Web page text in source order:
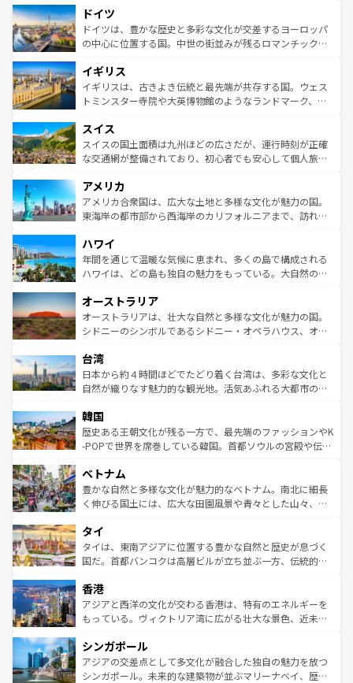
せる。地方によって風土や気候が異なるスペインはその個
性で訪れる人を魅了する。 なお、新着のスペイン情報は コ
ンテンツ一覧を参照してほしい。
で、幅広い魅力が詰まっている。華麗な宮殿、歴史的な大
聖堂、美しいビーチ、そして豊かな自然が、訪れる者を心
から魅了する。また、フランスは美食の国としても知ら
いる。シャンパンの発祥地であるランス、プロヴァンスの
香り高いラベンダー畑など、多彩な楽しみ方が可能だ。さ
らに、パリ以外の地域にも魅力が溢れており、どの街角に
れる地方に足を運ぶとそれぞれで全く異なる文化を体験で
きるだろう。 なお、新着のフランス情報はコンテンツ一覧
を参照してほしい。
ドイツ
ドイツは、豊かな歴史と多彩な文化が交差するヨーロッパ
の中心に位置する国。中世の街並みが残るロマンチック街
顔を持つこの国は、どこを歩いても飽きることがない。ベ
ルリンの文化的活気、バイエルン州のアルプスの絶景、そ
してライン川沿いのワイン畑といった風景は必見。ビール
は、お酒好きな人にはぜひ体験してほしい。 なお、新着の
ドイツ情報はコンテンツ一覧を参照してほしい。
イギリス
イギリスは、古きよき伝統と最先端が共存する国。ウェス
トミンスター寺院や大英博物館のようなランドマーク、歴
リアごとに異なる魅力がある。また、優雅なアフタヌーン
ティー、ビール好きにはたまらない英国パブ、サッカー観
戦など、本場だからこそできる体験も豊富。イギリスを旅
ンツ一覧を参照してほしい。
スイス
スイスの国土面積は九州ほどの広さだが、運行時刻が正確
な交通網が整備されており、初心者でも安心して個人旅行
の建物がそのまま残る町や、スイスならではのユニークな
博物館もあり、アルプス観光だけでなく町歩きも満喫する
ことができる。国民の所得が高いため物価も高いが、旅行
ば市内交通費無料で観光を楽しむこともできる。 なお、新
着のスイス情報はコンテンツ一覧 を参照してほしい。
アメリカ
アメリカ合衆国は、広大な土地と多様な文化が魅力の国。
東海岸の都市部から西海岸のカリフォルニアまで、訪れる
のような巨大都市は、観光、ショッピング、エンターテイ
ンメントが詰まった刺激的なスポットだ。一方、アメリカ
西部には大自然が広がり、グランドキャニオンやイエロー
部のニューオーリンズでは、音楽と美食が融合した独特の
文化が魅力。旅行者はアメリカの各地域で異なる魅力を楽
しみながら、その多様性と豊かな歴史を感じることができ
ならではの贅沢な旅のスタイルだ。 なお、新着のアメリカ
情報はコンテンツ一覧を参照してほしい。
ハワイ
年間を通じて温暖な気候に恵まれ、多くの島で構成される
ハワイは、どの島も独自の魅力をもっている。大自然の神
ワイ島は見逃せない。また、定番の観光地といえばオアフ
島だが、静かな自然を求めるならマウイ島やカウアイ島が
おすすめ。エメラルドグリーンに輝く海をはじめ、豊かな
れるおもてなしの心で訪れる人々を迎えてくれるハワイの
人々、おいしいローカルフードやハワイアンミュージッ
ク、伝統的なフラダンスなど、すべてがハワイの魅力を彩
ワイを、存分に味わってほしい。 なお、新着のハワイ情報
はコンテンツ一覧を参照してほしい。
オーストラリア
オーストラリアは、壮大な自然と多様な文化が魅力の国。
シドニーのシンボルであるシドニー・オペラハウス、オー
リアリーフや大陸中央部にそびえるウルル（エアーズロッ
ク）、タスマニアの美しい原生林やケアンズの熱帯雨林な
ど、見どころがたくさん。また、カフェやワイン、オージ
いる。アクティビティも充実しており、サーフィンやダイ
ビング、ハイキングなど、アウトドア好きにはたまらな
い。オーストラリアの多彩な魅力を存分に味わいつくそ
参照してほしい。
台湾
日本から約４時間ほどでたどり着く台湾は、多彩な文化と
自然が織りなす魅力的な観光地。活気あふれる大都市の台
ン）、静ひつな山岳地帯である台湾東部など、都市の喧騒
と山間の静けさが共存しており、訪れる人に新しい発見と
驚きをもたらしてくれる。また、奥深い台湾の食文化も魅
容にもいいと評判のスイーツなど、バラエティ豊かな料理
が味わえる。 なお、新着の台湾情報は コンテンツ一覧を参
照してほしい。
韓国
歴史ある王朝文化が残る一方で、最先端のファッションやK
-POPで世界を席巻している韓国。首都ソウルの宮殿や伝統
き、地方に足を延ばせば四季折々の自然美を楽しむことが
できる。そして、キムチや焼肉、絶品のストリートフード
まで、さまざまな韓国料理が待っている。夜には、韓国な
リティに包まれながら、韓国の多彩な魅力を心ゆくまで味
わってみてほしい。 なお、新着の韓国情報はコンテンツ一
覧を参照してほしい。
ベトナム
豊かな自然と多様な文化が魅力的なベトナム。南北に細長
く伸びる国土には、広大な田園風景や青々とした山々、世
急速な発展と共に伝統が息づく。ハノイの古い町並みやホ
ーチミン市のフランス統治時代の建物も、独特の雰囲気を
醸し出している。また、バラエティの豊かさとおいしさで
とつ。フォーやバインミー、ベトナムコーヒーなどは、ぜ
ひ現地で味わいたい。どの地域を訪れてもあたたかい人々
が旅行者を迎えてくれるので、きっと忘れられない旅にな
参照してほしい。
タイ
タイは、東南アジアに位置する豊かな自然と歴史が息づく
国だ。首都バンコクは高層ビルが立ち並ぶ一方、伝統的な
の活気が交差している。北部ではチェンマイなどの山岳地
帯で自然と触れ合い、南部ではプーケットやクラビの美し
いビーチでリゾート気分を楽しむことができる。タイ料理
激する。気候は一年中温暖で、どの季節にも異なる楽しみ
が待っている。親しみやすいタイの人々、仏教を中心とし
た文化、そして多様な観光資源が、訪れる旅人を魅了し続
香港
アジアと西洋の文化が交わる香港は、特有のエネルギーを
もっている。ヴィクトリア湾に広がる壮大な景色、近未来
み、どこを訪れても感動するはず。観光スポットが密集し
ており、効率よく見どころを回れるのも魅力。息をのむよ
うな絶景から文化的な体験まで、香港を存分に楽しみ尽く
シンガポール
アジアの交差点として多文化が融合した独自の魅力を放つ
シンガポール。未来的な建築物が並ぶマリーナベイ、歴史